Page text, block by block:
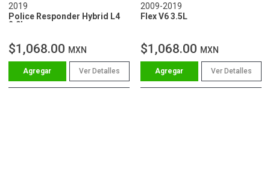
2019
Police Responder Hybrid L4
2.0L
$1,068.00 MXN
Ver Detalles
2009-2019
Flex V6 3.5L
$1,068.00 MXN
Ver Detalles